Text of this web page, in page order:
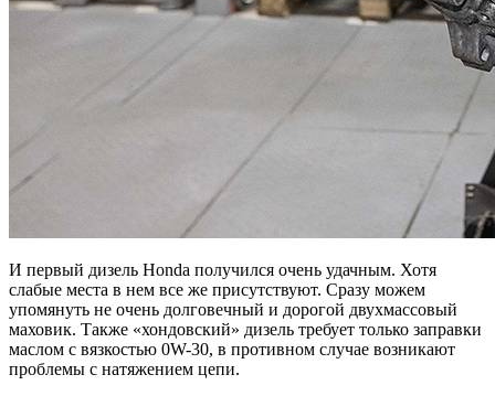
И первый дизель Honda получился очень удачным. Хотя
слабые места в нем все же присутствуют. Сразу можем
упомянуть не очень долговечный и дорогой двухмассовый
маховик. Также «хондовский» дизель требует только заправки
маслом c вязкостью 0W-30, в противном случае возникают
проблемы с натяжением цепи.